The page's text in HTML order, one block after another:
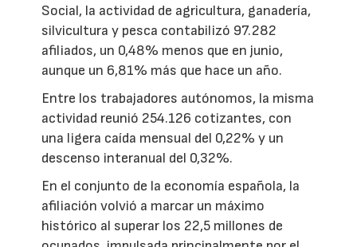
Social, la actividad de agricultura, ganadería,
silvicultura y pesca contabilizó 97.282
afiliados, un 0,48% menos que en junio,
aunque un 6,81% más que hace un año.
Entre los trabajadores autónomos, la misma
actividad reunió 254.126 cotizantes, con
una ligera caída mensual del 0,22% y un
descenso interanual del 0,32%.
En el conjunto de la economía española, la
afiliación volvió a marcar un máximo
histórico al superar los 22,5 millones de